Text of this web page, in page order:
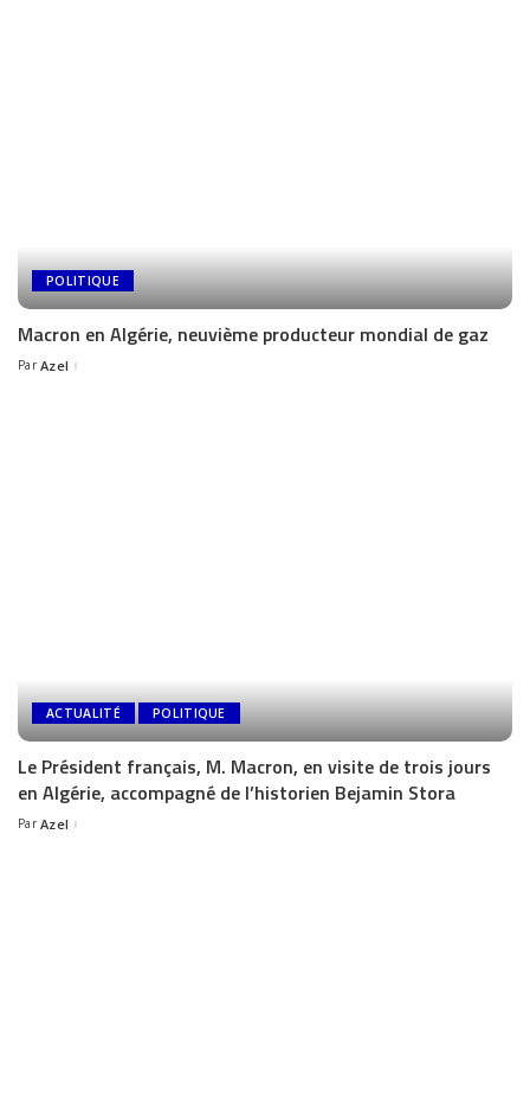
POLITIQUE
Macron en Algérie, neuvième producteur mondial de gaz
Par Azel
ACTUALITÉ POLITIQUE
Le Président français, M. Macron, en visite de trois jours
en Algérie, accompagné de l’historien Bejamin Stora
Par Azel